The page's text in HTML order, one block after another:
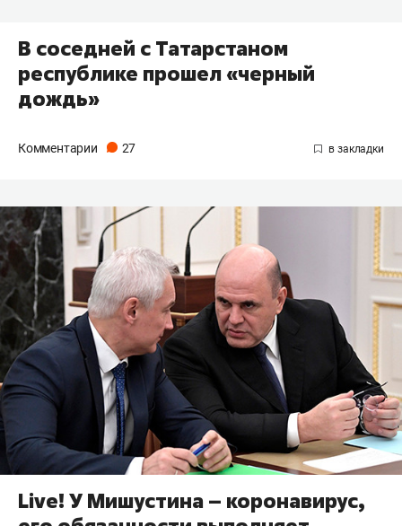
В соседней с Татарстаном
республике прошел «черный
дождь»
Комментарии 27
Live! У Мишустина – коронавирус,